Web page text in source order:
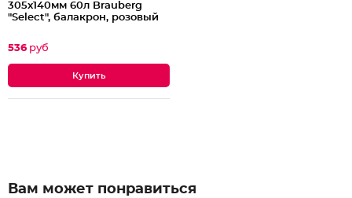
305x140мм 60л Brauberg
"Select", балакрон, розовый
536 руб
Вам может понравиться